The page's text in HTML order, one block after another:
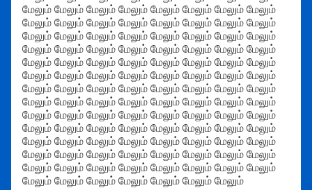
மேலும் மேலும் மேலும் மேலும் மேலும் மேலும் மேலும் மேலும்
மேலும் மேலும் மேலும் மேலும் மேலும் மேலும் மேலும் மேலும்
மேலும் மேலும் மேலும் மேலும் மேலும் மேலும் மேலும் மேலும்
மேலும் மேலும் மேலும் மேலும் மேலும் மேலும் மேலும் மேலும்
மேலும் மேலும் மேலும் மேலும் மேலும் மேலும் மேலும் மேலும்
மேலும் மேலும் மேலும் மேலும் மேலும் மேலும் மேலும் மேலும்
மேலும் மேலும் மேலும் மேலும் மேலும் மேலும் மேலும் மேலும்
மேலும் மேலும் மேலும் மேலும் மேலும் மேலும் மேலும் மேலும்
மேலும் மேலும் மேலும் மேலும் மேலும் மேலும் மேலும் மேலும்
மேலும் மேலும் மேலும் மேலும் மேலும் மேலும் மேலும் மேலும்
மேலும் மேலும் மேலும் மேலும் மேலும் மேலும் மேலும் மேலும்
மேலும் மேலும் மேலும் மேலும் மேலும் மேலும் மேலும் மேலும்
மேலும் மேலும் மேலும் மேலும் மேலும் மேலும் மேலும் மேலும்
மேலும் மேலும் மேலும் மேலும் மேலும் மேலும் மேலும்